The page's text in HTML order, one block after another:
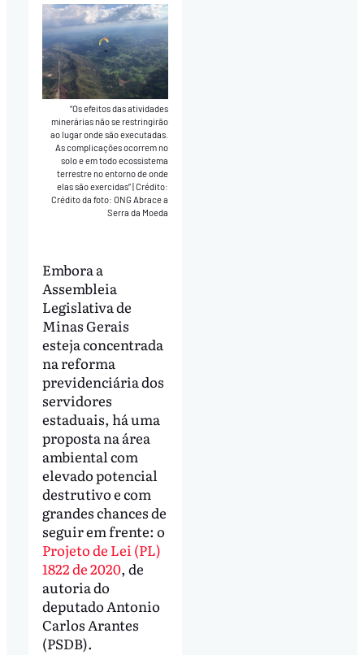
“Os efeitos das atividades
minerárias não se restringirão
ao lugar onde são executadas.
As complicações ocorrem no
solo e em todo ecossistema
terrestre no entorno de onde
elas são exercidas”|Crédito:
Crédito da foto: ONG Abrace a
Serra da Moeda
Embora a
Assembleia
Legislativa de
Minas Gerais
esteja concentrada
na reforma
previdenciária dos
servidores
estaduais, há uma
proposta na área
ambiental com
elevado potencial
destrutivo e com
grandes chances de
seguir em frente: o
Projeto de Lei (PL)
1822 de 2020, de
autoria do
deputado Antonio
Carlos Arantes
(PSDB).